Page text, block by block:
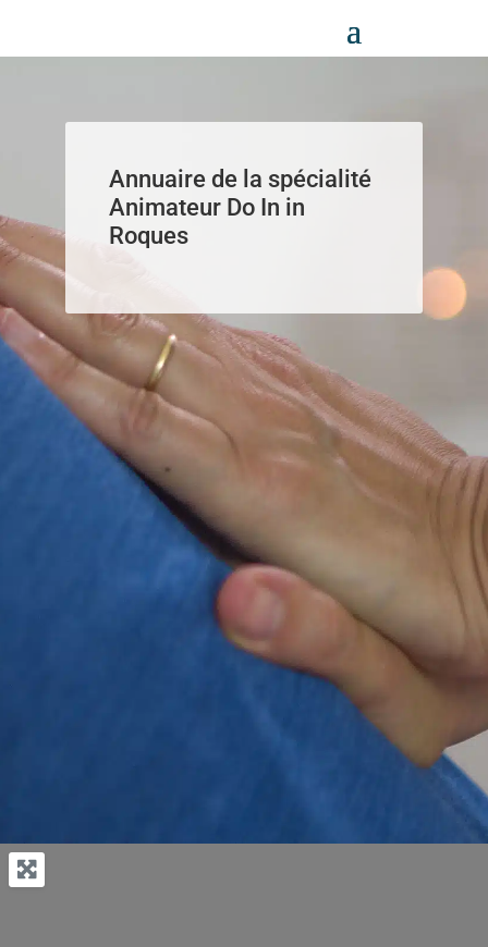
Annuaire de la spécialité
Animateur Do In in
Roques